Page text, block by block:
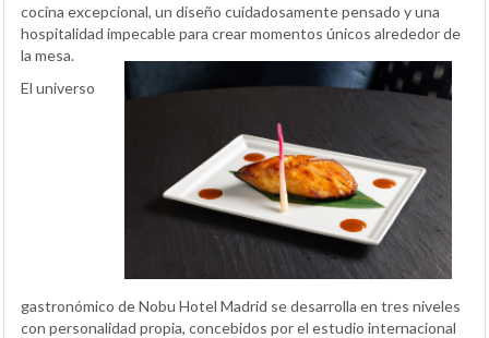
cocina excepcional, un diseño cuidadosamente pensado y una
hospitalidad impecable para crear momentos únicos alrededor de
la mesa.
El universo
gastronómico de Nobu Hotel Madrid se desarrolla en tres niveles
con personalidad propia, concebidos por el estudio internacional